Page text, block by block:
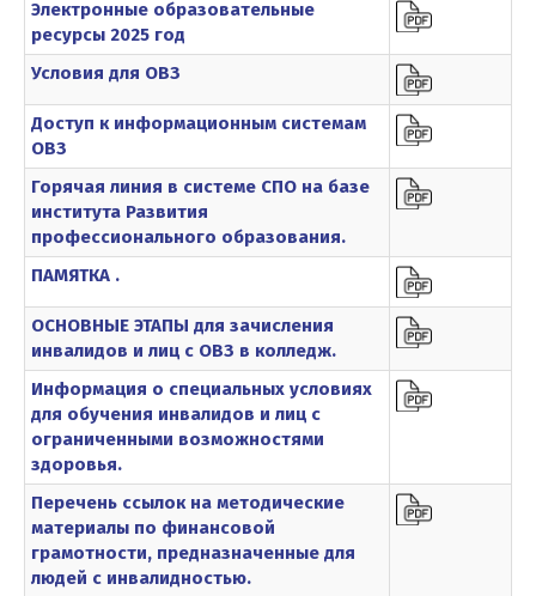
Электронные образовательные
ресурсы 2025 год
Условия для ОВЗ
Доступ к информационным системам
ОВЗ
Горячая линия в системе СПО на базе
института Развития
профессионального образования.
ПАМЯТКА .
ОСНОВНЫЕ ЭТАПЫ для зачисления
инвалидов и лиц с ОВЗ в колледж.
Информация о специальных условиях
для обучения инвалидов и лиц с
ограниченными возможностями
здоровья.
Перечень ссылок на методические
материалы по финансовой
грамотности, предназначенные для
людей с инвалидностью.